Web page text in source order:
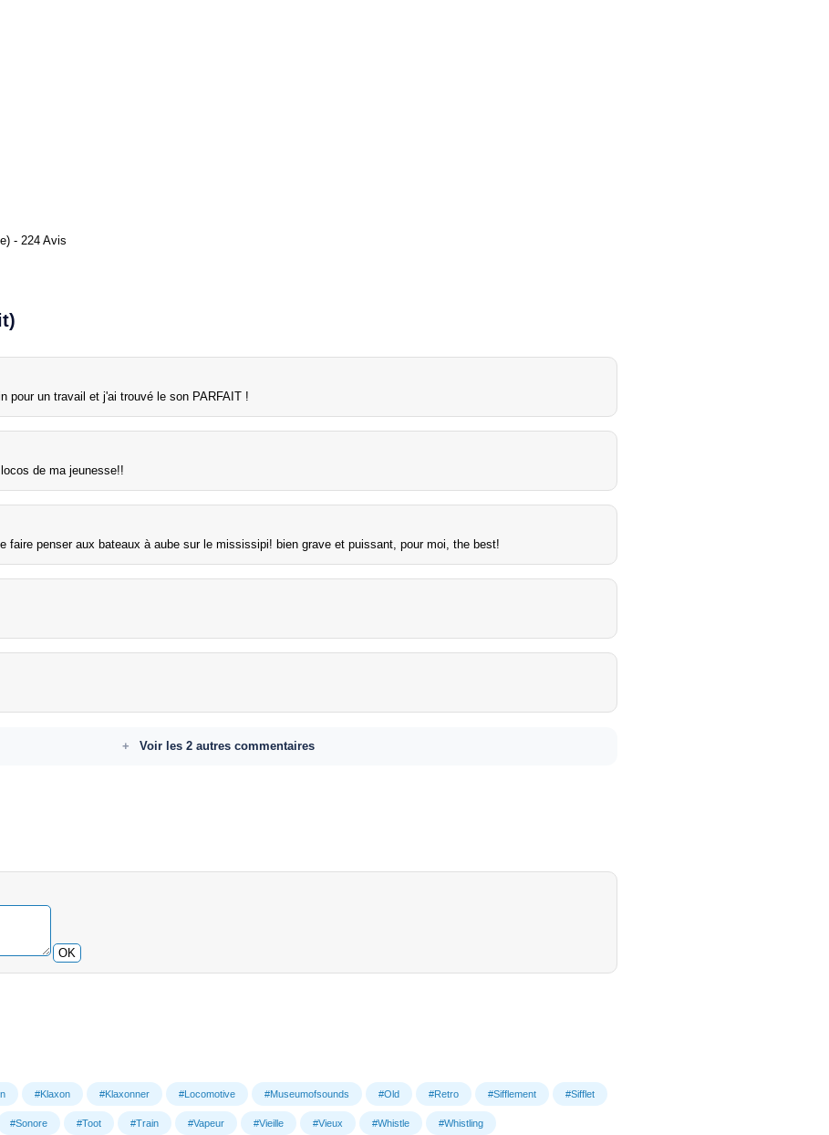
- 224 Avis
pour un travail et j'ai trouvé le son PARFAIT !
de ma jeunesse!!
faire penser aux bateaux à aube sur le mississipi! bien grave et puissant, pour moi, the best!
Voir les 2 autres commentaires
OK
#Klaxon #Klaxonner #Locomotive #Museumofsounds #Old #Retro #Sifflement #Sifflet
#Sonore #Toot #Train #Vapeur #Vieille #Vieux #Whistle #Whistling